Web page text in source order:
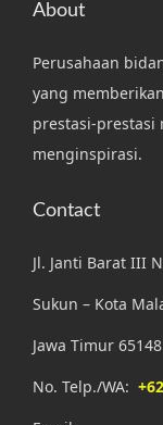
About
Perusahaan
yang
prestasi-prestasi
menginspirasi.
Contact
Jl. Janti Barat III
Sukun – Kota
Jawa Timur 65148
No. Telp./WA: